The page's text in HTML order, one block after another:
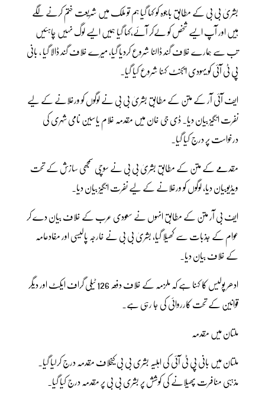
بشریٰ بی بی کے مطابق باجوہ کو کہا گیا ہم تو ملک میں شریعت ختم کرنے لگے
ہیں اور آپ ایسے شخص کو لےکر آئے،کہا گیا ہمیں ایسے لوگ نہیں چاہئیں
تب سے ہمارے خلاف گند ڈالنا شروع کردیا گیا، میرے خلاف گند ڈالا گیا ، بانی
پی ٹی آئی کو یہودی ایجنٹ کہنا شروع کیا گیا۔
ایف آئی آر کے متن کے مطابق بشریٰ بی بی نے لوگوں کو ورغلانے کے لیے
نفرت انگیز بیان دیا۔ ڈی جی خان میں مقدمہ غلام یاسین نامی شہری کی
درخواست پر درج کیا گیا۔
مقدمے کے متن کے مطابق بشریٰ بی بی نے سوچی سمجھی سازش کے تحت
ویڈیوبیان دیا، لوگوں کو ورغلانے کے لیے نفرت انگیز بیان دیا۔
ایف بی آر متن کے مطابق انہوں نے سعودی عرب کے خلاف بیان دے کر
عوام کے جذبات سے کھیلا گیا، بشریٰ بی بی نے خارجہ پالیسی اور مفادعامہ
کے خلاف بیان دیا۔
ادھر پولیس کا کہنا ہے کہ ملزمہ کے خلاف دفعہ 126 ٹیلی گراف ایکٹ اور دیگر
قوانین کے تحت کارروائی کی جا رہی ہے۔
ملتان میں مقدمہ
ملتان میں بانی پی ٹی آئی کی اہلیہ بشری بی بی کیخلاف مقدمہ درج کرلیا گیا۔
مذہبی منافرت پھیلانے کی کوشش پر بشری بی بی پر مقدمہ درج کیا گیا۔